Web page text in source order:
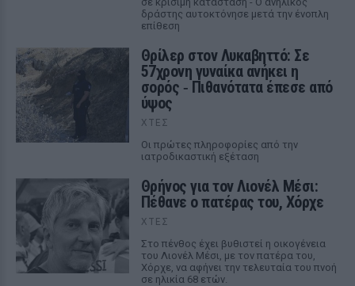
δράστης αυτοκτόνησε μετά την ένοπλη
επίθεση
Θρίλερ στον Λυκαβηττό: Σε
57χρονη γυναίκα ανήκει η
σορός ‑ Πιθανότατα έπεσε από
ύψος
ΧΤΕΣ
Οι πρώτες πληροφορίες από την
ιατροδικαστική εξέταση
Θρήνος για τον Λιονέλ Μέσι:
Πέθανε ο πατέρας του, Χόρχε
ΧΤΕΣ
Στο πένθος έχει βυθιστεί η οικογένεια
του Λιονέλ Μέσι, με τον πατέρα του,
Χόρχε, να αφήνει την τελευταία του πνοή
σε ηλικία 68 ετών.